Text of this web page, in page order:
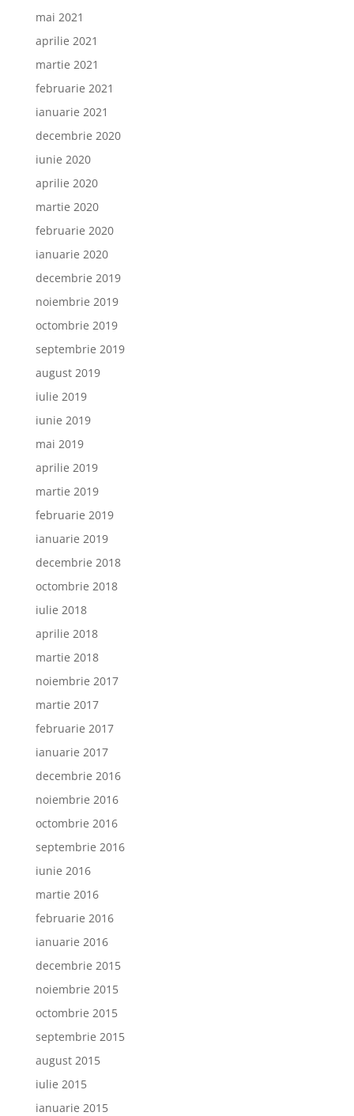
mai 2021
aprilie 2021
martie 2021
februarie 2021
ianuarie 2021
decembrie 2020
iunie 2020
aprilie 2020
martie 2020
februarie 2020
ianuarie 2020
decembrie 2019
noiembrie 2019
octombrie 2019
septembrie 2019
august 2019
iulie 2019
iunie 2019
mai 2019
aprilie 2019
martie 2019
februarie 2019
ianuarie 2019
decembrie 2018
octombrie 2018
iulie 2018
aprilie 2018
martie 2018
noiembrie 2017
martie 2017
februarie 2017
ianuarie 2017
decembrie 2016
noiembrie 2016
octombrie 2016
septembrie 2016
iunie 2016
martie 2016
februarie 2016
ianuarie 2016
decembrie 2015
noiembrie 2015
octombrie 2015
septembrie 2015
august 2015
iulie 2015
ianuarie 2015